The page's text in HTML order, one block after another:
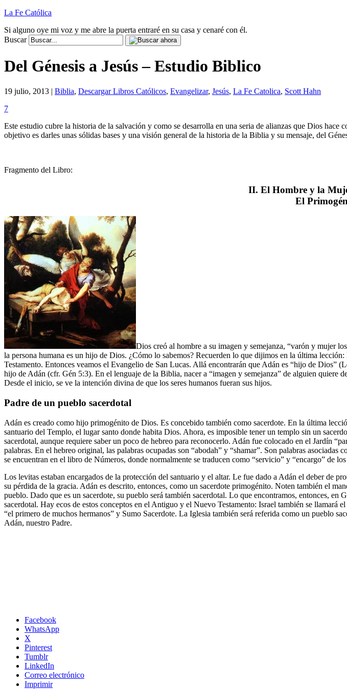
La Fe Católica
Si alguno oye mi voz y me abre la puerta entraré en su casa y cenaré con él.
Buscar
Del Génesis a Jesús – Estudio Biblico
19 julio, 2013 | Biblia, Descargar Libros Católicos, Evangelizar, Jesús, La Fe Catolica, Scott Hahn
7
Este estudio cubre la historia de la salvación y como se desarrolla en una seria de alianzas que Dios
objetivo es darles unas sólidas bases y una visión general de la historia de la Biblia y su mensaje, del
Fragmento del Libro:
II. El Hombre y la
El
Dios creó al hombre a su imagen y semejanza, “varón y mujer
la persona humana es un hijo de Dios. ¿Cómo lo sabemos? Recuerden lo que dijimos en la última
Testamento. Entonces veamos el Evangelio de San Lucas. Allá encontrarán que Adán es “hijo de Dios”
hijo de Adán (cfr. Gén 5:3). En el lenguaje de la Biblia, nacer a “imagen y semejanza” de alguien quiere
Desde el inicio, se ve la intención divina de que los seres humanos fueran sus hijos.
Padre de un pueblo sacerdotal
Adán es creado como hijo primogénito de Dios. Es concebido también como sacerdote. En la última
santuario del Templo, el lugar santo donde habita Dios. Ahora, es imposible tener un templo sin un
sacerdotal, aunque requiere saber un poco de hebreo para reconocerlo. Adán fue colocado en el Jardín
palabras. En el hebreo original, las palabras ocupadas son “abodah” y “shamar”. Son palabras
se encuentran en el libro de Números, donde normalmente se traducen como “servicio” y “encargo” de
Los levitas estaban encargados de la protección del santuario y el altar. Le fue dado a Adán el deber de
su pérdida de la gracia. Adán es descrito, entonces, como un sacerdote primogénito. Noten también el
pueblo. Dado que es un sacerdote, su pueblo será también sacerdotal. Lo que encontramos, entonces,
sacerdotal. Hay ecos de estos conceptos en el Antiguo y el Nuevo Testamento: Israel también se
“el primero de muchos hermanos” y Sumo Sacerdote. La Iglesia también será referida como un pueblo
Adán, nuestro Padre.
Facebook
WhatsApp
X
Pinterest
Tumblr
LinkedIn
Correo electrónico
Imprimir